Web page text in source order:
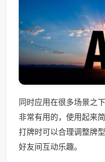
同时应用在很多场景之
非常有用的，使用起来
打牌时可以合理调整牌
好友间互动乐趣。